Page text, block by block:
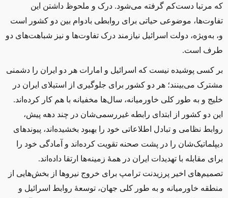
که مرتبا دست‌کم گرفته می‌شود. درک و ملحوظ داشتن این
تفاوت‌ها، موضوعی حیاتی برای روابطی بادوام بین دو کشور است
و، به‌ویژه، دولت اسرائیل نیازمند درک تفاوت‌ها و نیز شباهت‌های دو
طرف است.
بر کسی پوشیده نیست که اسرائیل و امارات هر دو ایران را دشمنی
مشترک می‌بینند؛ هر دو کشور برای جلوگیری از استیلای ایران در
خلیج و به طور کلی خاورمیانه، سال‌ها مخفیانه با هم کار کرده‌اند.
این دو کشور از ابتدای رابطه غیررسمی‌شان در چند دهه پیش،
روابط نظامی و تبادل اطلاعاتی خود را بهبود بخشیده اند، پیوندهای
دیپلماتیک‌شان را در پشت صحنه تقویت کرده‌اند و آمادگی خود را
برای مقابله با تهدیدات ایران در همۀ زمینه‌ها ارتقا داده‌اند.
تصمیم‌های اخیر پرزیدنت ترامپ برای خروج نیروها از بخش‌هایی از
منطقه خاورمیانه و به ‌طور کلی جهان، توسعۀ روابط اسرائیل و